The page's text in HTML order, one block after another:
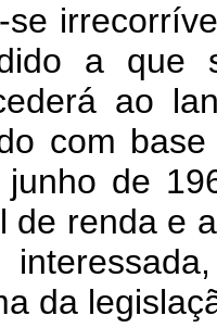
se
a que
ao
com
de
de renda e
da